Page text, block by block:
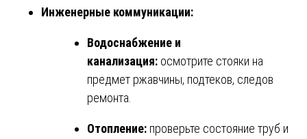
Инженерные коммуникации:
Водоснабжение и
канализация: осмотрите стояки на
предмет ржавчины, подтеков, следов
ремонта.
Отопление: проверьте состояние труб и